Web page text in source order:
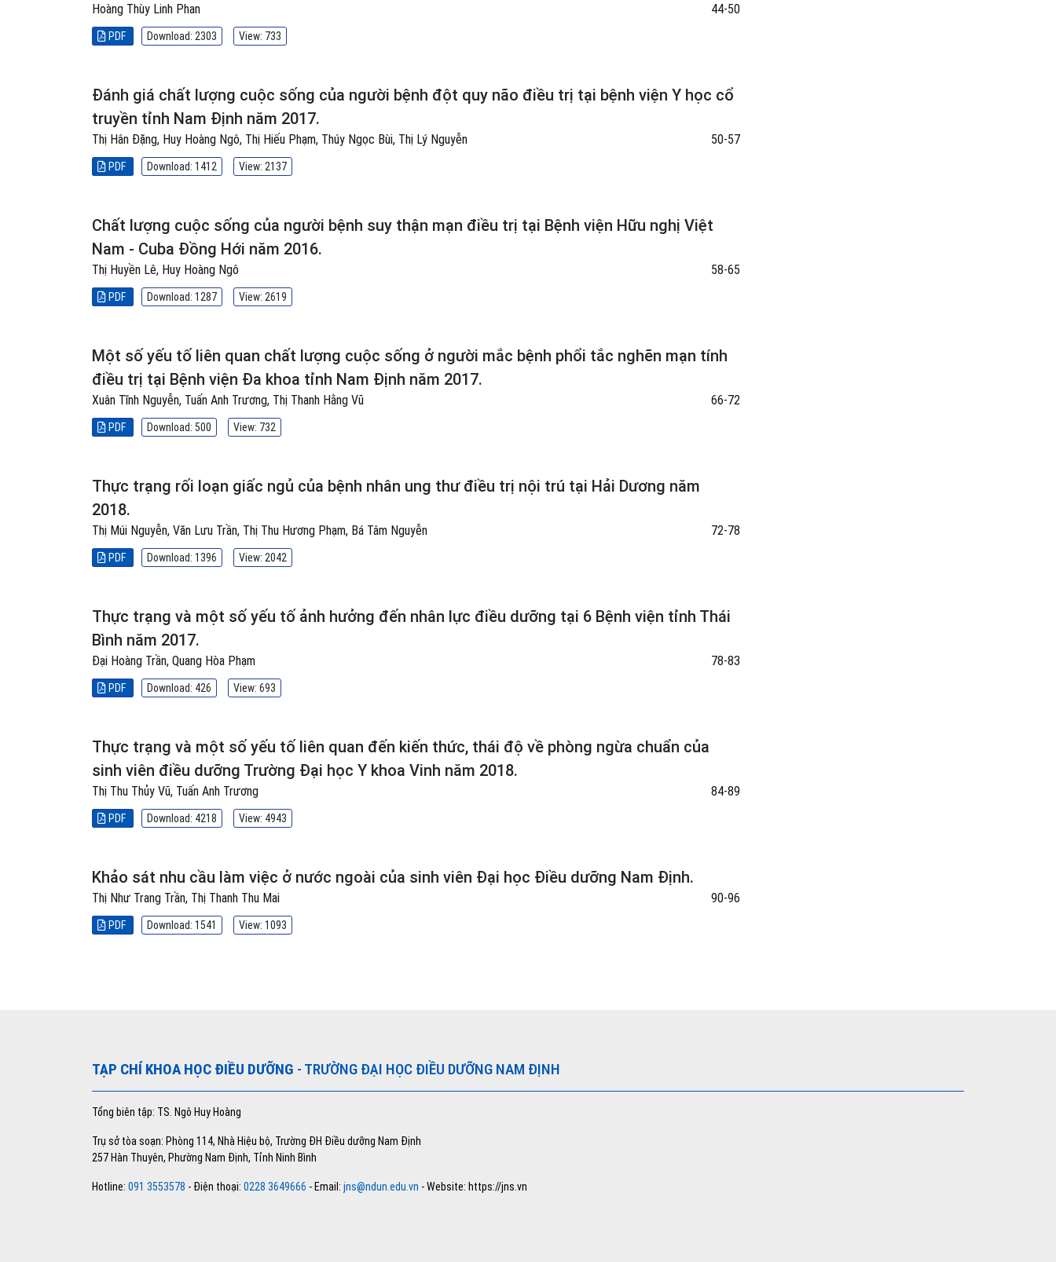
Hoàng Thùy Linh Phan 44-50
PDF Download: 2303 View: 733
Đánh giá chất lượng cuộc sống của người bệnh đột quy não điều trị tại bệnh viện Y học cổ
truyền tỉnh Nam Định năm 2017.
Thị Hân Đặng, Huy Hoàng Ngô, Thị Hiếu Phạm, Thúy Ngọc Bùi, Thị Lý Nguyễn 50-57
PDF Download: 1412 View: 2137
Chất lượng cuộc sống của người bệnh suy thận mạn điều trị tại Bệnh viện Hữu nghị Việt
Nam - Cuba Đồng Hới năm 2016.
Thị Huyền Lê, Huy Hoàng Ngô 58-65
PDF Download: 1287 View: 2619
Một số yếu tố liên quan chất lượng cuộc sống ở người mắc bệnh phổi tắc nghẽn mạn tính
điều trị tại Bệnh viện Đa khoa tỉnh Nam Định năm 2017.
Xuân Tĩnh Nguyễn, Tuấn Anh Trương, Thị Thanh Hằng Vũ 66-72
PDF Download: 500 View: 732
Thực trạng rối loạn giấc ngủ của bệnh nhân ung thư điều trị nội trú tại Hải Dương năm
2018.
Thị Múi Nguyễn, Văn Lưu Trần, Thị Thu Hương Phạm, Bá Tâm Nguyễn 72-78
PDF Download: 1396 View: 2042
Thực trạng và một số yếu tố ảnh hưởng đến nhân lực điều dưỡng tại 6 Bệnh viện tỉnh Thái
Bình năm 2017.
Đại Hoàng Trần, Quang Hòa Phạm 78-83
PDF Download: 426 View: 693
Thực trạng và một số yếu tố liên quan đến kiến thức, thái độ về phòng ngừa chuẩn của
sinh viên điều dưỡng Trường Đại học Y khoa Vinh năm 2018.
Thị Thu Thủy Vũ, Tuấn Anh Trương 84-89
PDF Download: 4218 View: 4943
Khảo sát nhu cầu làm việc ở nước ngoài của sinh viên Đại học Điều dưỡng Nam Định.
Thị Như Trang Trần, Thị Thanh Thu Mai 90-96
PDF Download: 1541 View: 1093
TẠP CHÍ KHOA HỌC ĐIỀU DƯỠNG - TRƯỜNG ĐẠI HỌC ĐIỀU DƯỠNG NAM ĐỊNH
Tổng biên tập: TS. Ngô Huy Hoàng
Trụ sở tòa soạn: Phòng 114, Nhà Hiệu bộ, Trường ĐH Điều dưỡng Nam Định
257 Hàn Thuyên, Phường Nam Định, Tỉnh Ninh Bình
Hotline: 091 3553578 - Điện thoại: 0228 3649666 - Email: jns@ndun.edu.vn - Website: https://jns.vn